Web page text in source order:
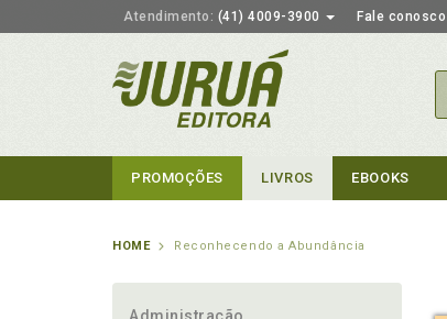
Atendimento: (41) 4009-3900 Fale conosco
PROMOÇÕES LIVROS EBOOKS
HOME Reconhecendo a Abundância